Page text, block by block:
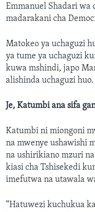
Emmanuel Shadari wa
madarakani cha
Matokeo ya uchaguzi
ya tume ya uchaguzi
kuwa mshindi, japo
alishinda uchaguzi huo.
Je, Katumbi ana sifa
Katumbi ni miongoni
na mwenye ushawishi
na ushirikiano mzuri
kiasi cha Tshisekedi
imefutwa na utawala
“Hatuwezi kuchukua